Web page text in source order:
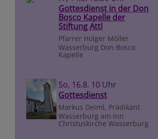
Gottesdienst in der Don
Bosco Kapelle der
Stiftung Attl
Pfarrer Holger Möller
Wasserburg Don Bosco
Kapelle
So, 16.8. 10 Uhr
Gottesdienst
Markus Deiml, Prädikant
Wasserburg am Inn
Christuskirche Wasserburg